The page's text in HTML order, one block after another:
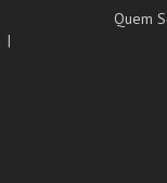
Quem